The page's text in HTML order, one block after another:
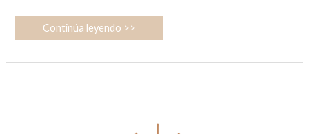
Continúa leyendo >>